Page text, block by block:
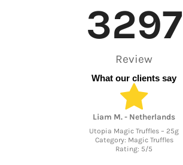
3297
Review
What our clients say
Liam M. - Netherlands
Utopia Magic Truffles – 25g
Category: Magic Truffles
Rating: 5/5